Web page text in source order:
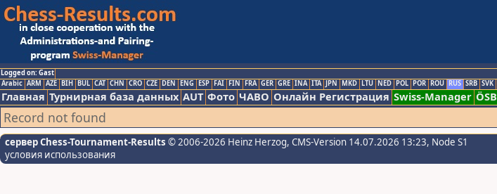
Logged on: Gast
Arabic ARM AZE BIH BUL CAT CHN CRO CZE DEN ENG ESP FAI FIN FRA GER GRE INA ITA JPN MKD LTU NED POL POR ROU RUS SRB SVK
Главная Турнирная база данных AUT Фото ЧАВО Онлайн Регистрация Swiss-Manager ÖSB
Record not found
сервер Chess-Tournament-Results © 2006-2026 Heinz Herzog, CMS-Version 14.07.2026 13:23, Node S1
условия использования